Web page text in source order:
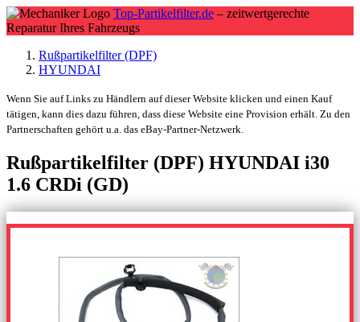
Top-Partikelfilter.de – zeitwertgerechte
Reparatur Ihres Fahrzeugs
Rußpartikelfilter (DPF)
HYUNDAI
Wenn Sie auf Links zu Händlern auf dieser Website klicken und einen Kauf
tätigen, kann dies dazu führen, dass diese Website eine Provision erhält. Zu den
Partnerschaften gehört u.a. das eBay-Partner-Netzwerk.
Rußpartikelfilter (DPF) HYUNDAI i30
1.6 CRDi (GD)